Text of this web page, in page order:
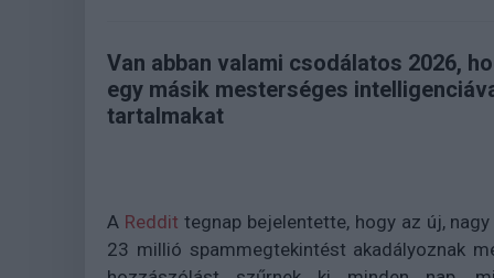
Van abban valami csodálatos 2026,
egy másik mesterséges
tartalmakat
A Reddit tegnap bejelentette, hogy az új,
23 millió spammegtekintést akadályoznak